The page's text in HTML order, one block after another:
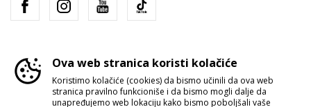
Srbija Promenite
Ova web stranica koristi kolačiće
Koristimo kolačiće (cookies) da bismo učinili da ova web
stranica pravilno funkcioniše i da bismo mogli dalje da
unapređujemo web lokaciju kako bismo poboljšali vaše